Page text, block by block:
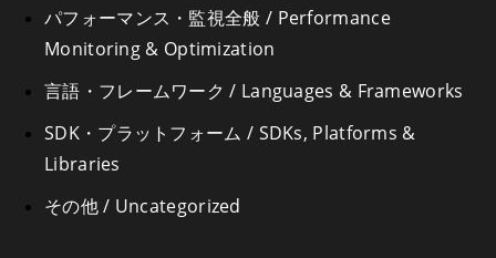
SDK・プラットフォーム / SDKs, Platforms &
Libraries
その他 / Uncategorized
パフォーマンス・監視全般 / Performance
Monitoring & Optimization
言語・フレームワーク / Languages & Frameworks